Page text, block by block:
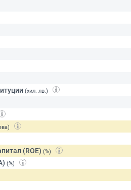
(хил. лв.)
(ROE) (%)
(%)